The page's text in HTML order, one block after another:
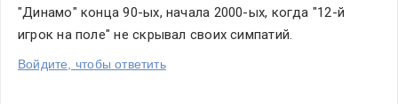
"Динамо" конца 90-ых, начала 2000-ых, когда "12-й
игрок на поле" не скрывал своих симпатий.
Войдите, чтобы ответить